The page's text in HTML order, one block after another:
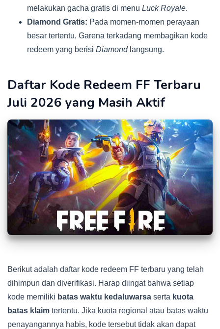
melakukan gacha gratis di menu Luck Royale.
Diamond Gratis: Pada momen-momen perayaan
besar tertentu, Garena terkadang membagikan kode
redeem yang berisi Diamondlangsung.
Daftar Kode Redeem FF Terbaru
Juli 2026 yang Masih Aktif
Berikut adalah daftar kode redeem FF terbaru yang telah
dihimpun dan diverifikasi. Harap diingat bahwa setiap
kode memiliki batas waktu kedaluwarsa serta kuota
batas klaim tertentu. Jika kuota regional atau batas waktu
penayangannya habis, kode tersebut tidak akan dapat